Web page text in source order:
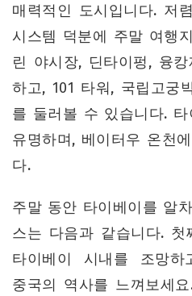
매력적인 도시입니다. 저
시스템 덕분에 주말 여행
린 야시장, 딘타이펑, 융
하고, 101 타워, 국립고궁
를 둘러볼 수 있습니다.
유명하며, 베이터우 온천
다.
주말 동안 타이베이를 알
스는 다음과 같습니다. 첫
타이베이 시내를 조망하
중국의 역사를 느껴보세